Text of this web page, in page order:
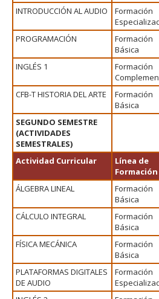
INTRODUCCIÓN AL AUDIO
Formación
PROGRAMACIÓN
Formación
Básica
INGLÉS 1
Formación
CFB-T HISTORIA DEL ARTE
Formación
Básica
SEGUNDO SEMESTRE
(ACTIVIDADES
SEMESTRALES)
Actividad Curricular
Línea de
Formación
ÁLGEBRA LINEAL
Formación
Básica
CÁLCULO INTEGRAL
Formación
Básica
FÍSICA MECÁNICA
Formación
Básica
PLATAFORMAS DIGITALES
DE AUDIO
Formación